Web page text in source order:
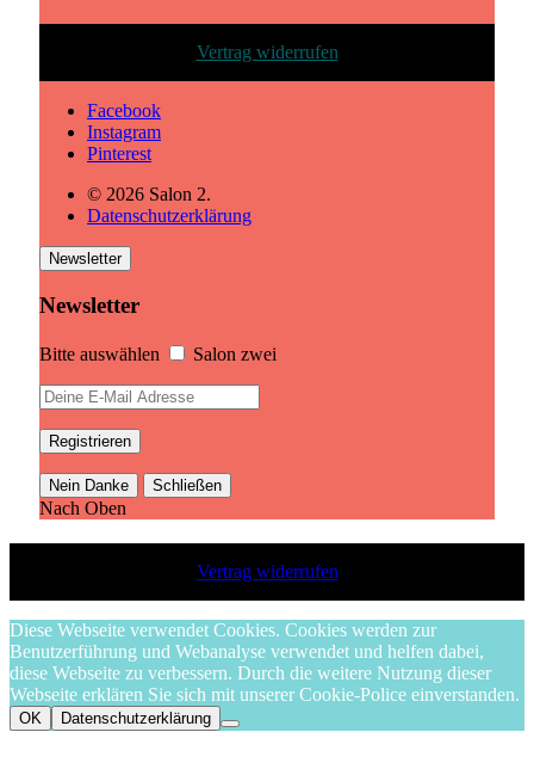
Vertrag widerrufen
Facebook
Instagram
Pinterest
© 2026 Salon 2.
Datenschutzerklärung
Newsletter
Newsletter
Bitte auswählen Salon zwei
Nein Danke Schließen
Nach Oben
Vertrag widerrufen
Diese Webseite verwendet Cookies. Cookies werden zur
Benutzerführung und Webanalyse verwendet und helfen dabei,
diese Webseite zu verbessern. Durch die weitere Nutzung dieser
Webseite erklären Sie sich mit unserer Cookie-Police einverstanden.
OK Datenschutzerklärung